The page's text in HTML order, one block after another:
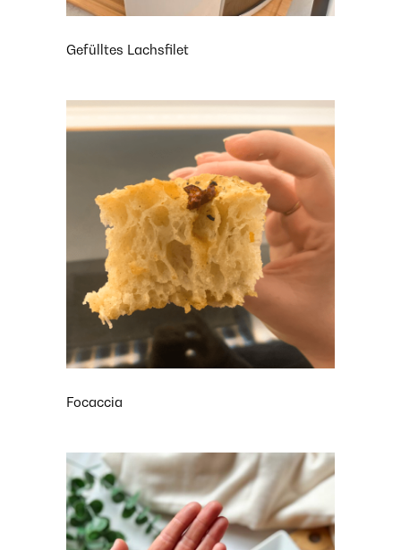
Gefülltes Lachsfilet
Focaccia